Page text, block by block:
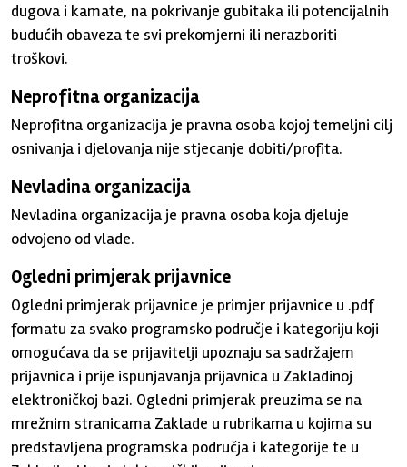
dugova i kamate, na pokrivanje gubitaka ili potencijalnih
budućih obaveza te svi prekomjerni ili nerazboriti
troškovi.
Neprofitna organizacija
Neprofitna organizacija je pravna osoba kojoj temeljni cilj
osnivanja i djelovanja nije stjecanje dobiti/profita.
Nevladina organizacija
Nevladina organizacija je pravna osoba koja djeluje
odvojeno od vlade.
Ogledni primjerak prijavnice
Ogledni primjerak prijavnice je primjer prijavnice u .pdf
formatu za svako programsko područje i kategoriju koji
omogućava da se prijavitelji upoznaju sa sadržajem
prijavnica i prije ispunjavanja prijavnica u Zakladinoj
elektroničkoj bazi. Ogledni primjerak preuzima se na
mrežnim stranicama Zaklade u rubrikama u kojima su
predstavljena programska područja i kategorije te u